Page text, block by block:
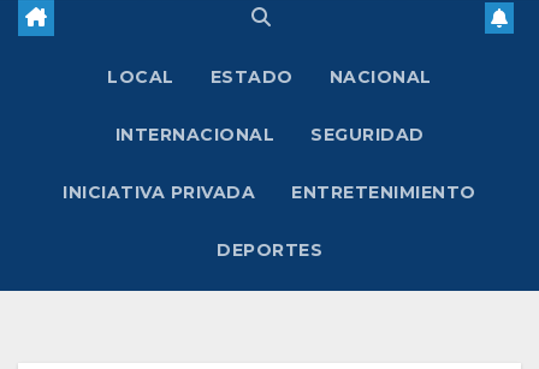
LOCAL ESTADO NACIONAL
INTERNACIONAL SEGURIDAD
INICIATIVA PRIVADA ENTRETENIMIENTO
DEPORTES